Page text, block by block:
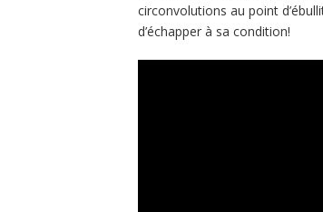
circonvolutions au point
d’échapper à sa condition!